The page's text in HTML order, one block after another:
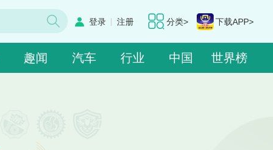
分类> 下载APP>
登录 | 注册
趣闻 汽车 行业 中国 世界榜